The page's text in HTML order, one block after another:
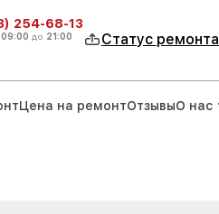
254-68-13
09:00 до 21:00 Статус ремонта
Цена на ремонтОтзывыО нас